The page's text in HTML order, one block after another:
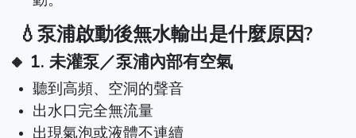
💧泵浦啟動後無水輸出是什麼原因?
🔸 1. 未灌泵／泵浦內部有空氣
聽到高頻、空洞的聲音
出水口完全無流量
出現氣泡或液體不連續